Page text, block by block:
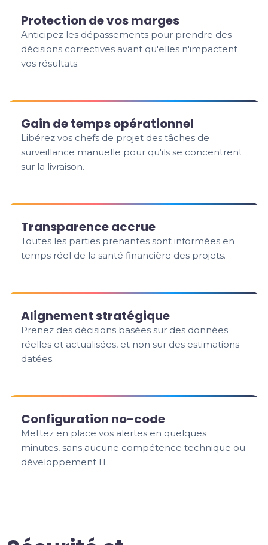
Protection de vos marges
Anticipez les dépassements pour prendre des
décisions correctives avant qu'elles n'impactent
vos résultats.
Gain de temps opérationnel
Libérez vos chefs de projet des tâches de
surveillance manuelle pour qu'ils se concentrent
sur la livraison.
Transparence accrue
Toutes les parties prenantes sont informées en
temps réel de la santé financière des projets.
Alignement stratégique
Prenez des décisions basées sur des données
réelles et actualisées, et non sur des estimations
datées.
Configuration no-code
Mettez en place vos alertes en quelques
minutes, sans aucune compétence technique ou
développement IT.